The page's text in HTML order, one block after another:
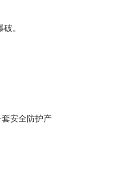
。
安全防护产